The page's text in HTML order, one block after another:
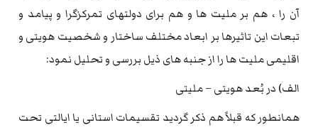
آن را ، هم بر ملیت ها و هم برای دولتهای تمرکزگرا و پیامد و
تبعات این تاثیرها بر ابعاد مختلف ساختار و شخصیت هویتی و
اقلیمی ملیت ها را از جنبه های ذیل بررسی و تحلیل نمود:
الف) در بُعد هویتی – ملیتی
همانطور که قبلاً هم ذکر گردید تقسیمات استانی یا ایالتی تحت